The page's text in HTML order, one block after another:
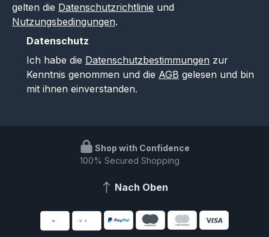
gelten die Datenschutzrichtlinie und
Nutzungsbedingungen.
Datenschutz
Ich habe die Datenschutzbestimmungen zur
Kenntnis genommen und die AGB gelesen und bin
mit ihnen einverstanden.
Shop with Confidence
100% Secured Shopping
Nach Oben